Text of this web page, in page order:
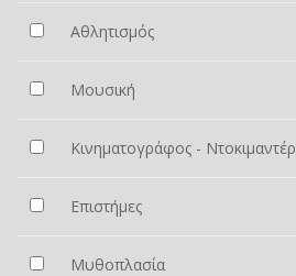
Αθλητισμός
Μουσική
Κινηματογράφος - Ντοκιμαντέρ
Επιστήμες
Μυθοπλασία